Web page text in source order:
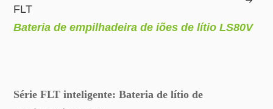
FLT
Bateria de empilhadeira de iões de lítio LS80V
Série FLT inteligente: Bateria de lítio de